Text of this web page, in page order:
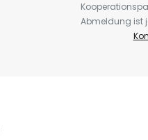
Abmeldung ist